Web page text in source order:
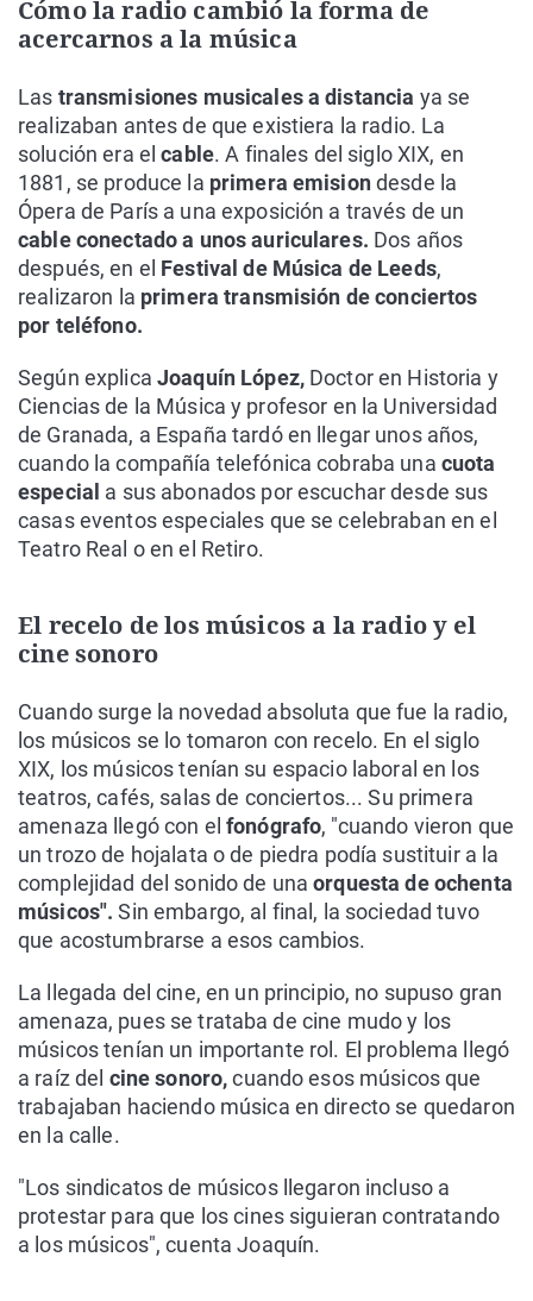
Cómo la radio cambió la forma de
acercarnos a la música
Las transmisiones musicales a distancia ya se
realizaban antes de que existiera la radio. La
solución era elcable. A finales del siglo XIX, en
1881, se produce la primera emisiondesde la
Ópera de París a una exposición a través de un
cable conectado a unos auriculares. Dos años
después, en el Festival de Música de Leeds,
realizaron la primera transmisión de conciertos
por teléfono.
Según explica Joaquín López,Doctor en Historia y
Ciencias de la Música y profesor en la Universidad
de Granada, a España tardó en llegar unos años,
cuando la compañía telefónica cobraba una cuota
especial a sus abonados por escuchar desde sus
casas eventos especiales que se celebraban en el
Teatro Real o en el Retiro.
El recelo de los músicos a la radio y el
cine sonoro
Cuando surge la novedad absoluta que fue la radio,
los músicos se lo tomaron con recelo. En el siglo
XIX, los músicos tenían su espacio laboral en los
teatros, cafés, salas de conciertos... Su primera
amenaza llegó con el fonógrafo, "cuando vieron que
un trozo de hojalata o de piedra podía sustituir a la
complejidad del sonido de unaorquesta de ochenta
músicos".Sin embargo, al final, la sociedad tuvo
que acostumbrarse a esos cambios.
La llegada del cine, en un principio, no supuso gran
amenaza, pues se trataba de cine mudo y los
músicos tenían un importante rol. El problema llegó
a raíz del cine sonoro,cuando esos músicos que
trabajaban haciendo música en directo se quedaron
en la calle.
"Los sindicatos de músicos llegaron incluso a
protestar para que los cines siguieran contratando
a los músicos", cuenta Joaquín.